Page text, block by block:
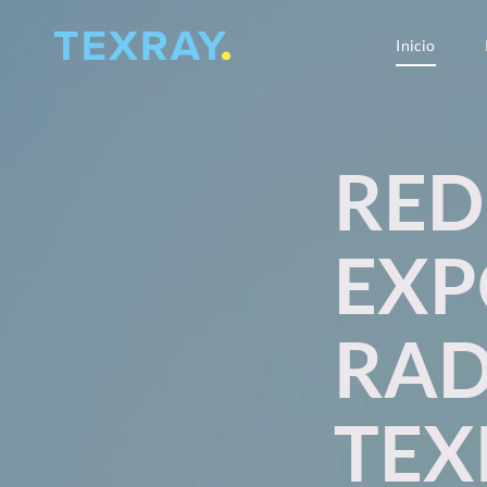
Inicio
Inicio